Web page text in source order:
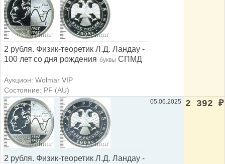
2 рубля. Физик-теоретик Л.Д. Ландау -
100 лет со дня рождения буквы СПМД
Аукцион: Wolmar VIP
Состояние: PF (AU)
2 рубля. Физик-теоретик Л.Д. Ландау -
05.06.2025 2 392 ₽